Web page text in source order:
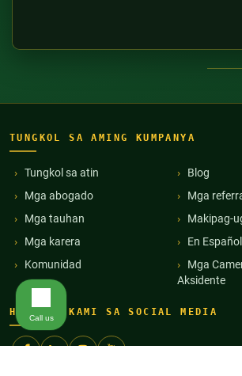
TUNGKOL SA AMING KUMPANYA
Tungkol sa atin
Mga abogado
Mga tauhan
Mga karera
Komunidad
Blog
Mga
Makipag-
En Español
Mga
Aksidente
HANAPIN KAMI SA SOCIAL MEDIA
Call us